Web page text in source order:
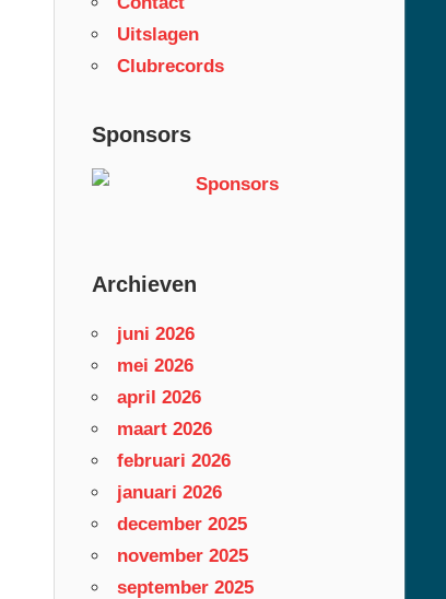
Uitslagen
Clubrecords
Sponsors
Archieven
juni 2026
mei 2026
april 2026
maart 2026
februari 2026
januari 2026
december 2025
november 2025
september 2025